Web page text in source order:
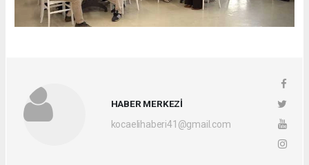
HABER MERKEZİ
kocaelihaberi41@gmail.com